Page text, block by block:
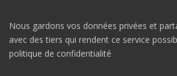
Nous gardons vos données privées et
avec des tiers qui rendent ce service
politique de confidentialité